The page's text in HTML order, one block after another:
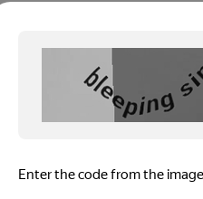
до -50%
-70%
руб
цены
руб